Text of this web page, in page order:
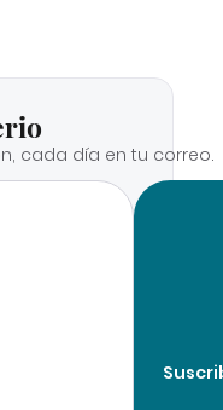
cada día en tu correo.